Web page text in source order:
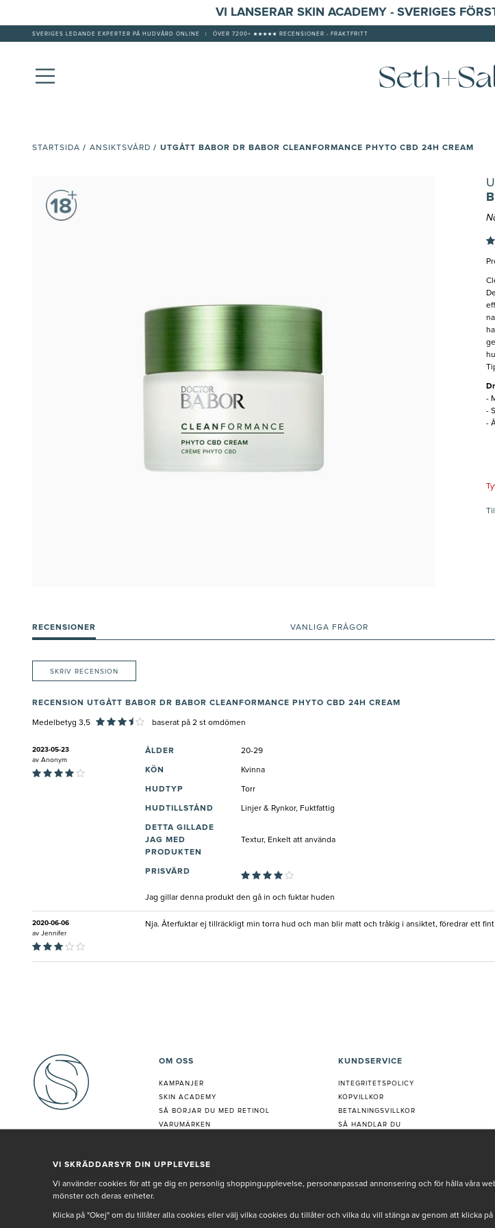
VI LANSERAR SKIN ACADEMY - SVERIGES
SVERIGES LEDANDE EXPERTER PÅ HUDVÅRD ONLINE ÖVER 7200+ ★★★★★ RECENSIONER - FRAKTFRITT
STARTSIDA / ANSIKTSVÅRD / UTGÅTT BABOR DR BABOR CLEANFORMANCE PHYTO CBD 24H CREAM
-
-
-
RECENSIONER VANLIGA FRÅGOR
SKRIV RECENSION
RECENSION UTGÅTT BABOR DR BABOR CLEANFORMANCE PHYTO CBD 24H CREAM
Medelbetyg 3,5 baserat på 2 st omdömen
2023-05-23
av Anonym
ÅLDER 20-29
KÖN Kvinna
HUDTYP Torr
HUDTILLSTÅND Linjer & Rynkor, Fuktfattig
DETTA GILLADE
JAG MED
PRODUKTEN
Textur, Enkelt att använda
PRISVÄRD
Jag gillar denna produkt den gå in och fuktar huden
2020-06-06
av Jennifer
Nja. Återfuktar ej tillräckligt min torra hud och man blir matt och tråkig i ansiktet, föredrar ett
OM OSS
KAMPANJER
SKIN ACADEMY
SÅ BÖRJAR DU MED RETINOL
VARUMÄRKEN
VÅR PERSONAL
KUNDSERVICE
INTEGRITETSPOLICY
KÖPVILLKOR
BETALNINGSVILLKOR
SÅ HANDLAR DU
REKLAMATION
VI SKRÄDDARSYR DIN UPPLEVELSE
Vi använder cookies för att ge dig en personlig shoppingupplevelse, personanpassad annonsering och för hålla våra
mönster och deras enheter.
Klicka på "Okej" om du tillåter alla cookies eller välj vilka cookies du tillåter och vilka du vill stänga av genom att klicka